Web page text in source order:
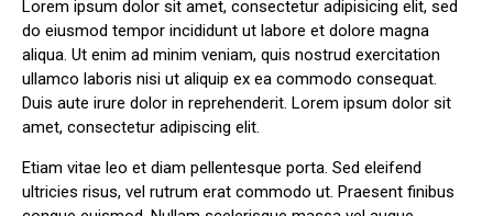
Lorem ipsum dolor sit amet, consectetur adipisicing elit, sed
do eiusmod tempor incididunt ut labore et dolore magna
aliqua. Ut enim ad minim veniam, quis nostrud exercitation
ullamco laboris nisi ut aliquip ex ea commodo consequat.
Duis aute irure dolor in reprehenderit. Lorem ipsum dolor sit
amet, consectetur adipiscing elit.
Etiam vitae leo et diam pellentesque porta. Sed eleifend
ultricies risus, vel rutrum erat commodo ut. Praesent finibus